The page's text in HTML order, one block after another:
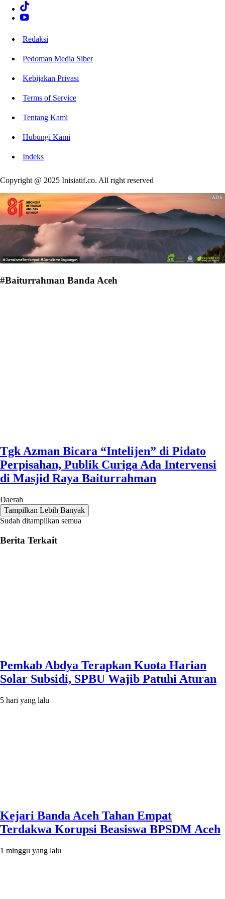
Redaksi
Pedoman Media Siber
Kebijakan Privasi
Terms of Service
Tentang Kami
Hubungi Kami
Indeks
Copyright @ 2025 Inisiatif.co. All right reserved
#Baiturrahman Banda Aceh
Tgk Azman Bicara “Intelijen” di Pidato
Perpisahan, Publik Curiga Ada Intervensi
di Masjid Raya Baiturrahman
Daerah
Tampilkan Lebih Banyak
Sudah ditampilkan semua
Berita Terkait
Pemkab Abdya Terapkan Kuota Harian
Solar Subsidi, SPBU Wajib Patuhi Aturan
5 hari yang lalu
Kejari Banda Aceh Tahan Empat
Terdakwa Korupsi Beasiswa BPSDM Aceh
1 minggu yang lalu